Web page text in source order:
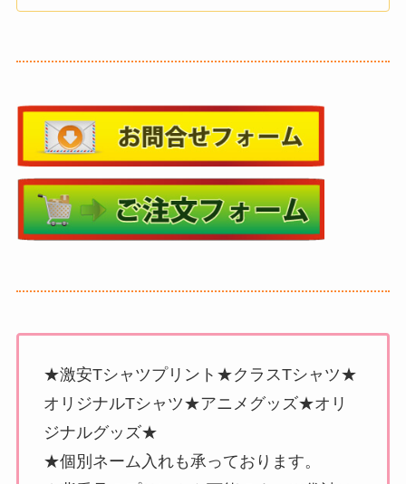
★激安Tシャツプリント★クラスTシャツ★
オリジナルTシャツ★アニメグッズ★オリ
ジナルグッズ★
★個別ネーム入れも承っております。